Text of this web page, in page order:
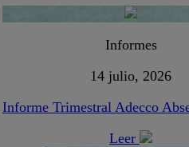
Informes
14 julio, 2026
Informe Trimestral Adecco
Leer